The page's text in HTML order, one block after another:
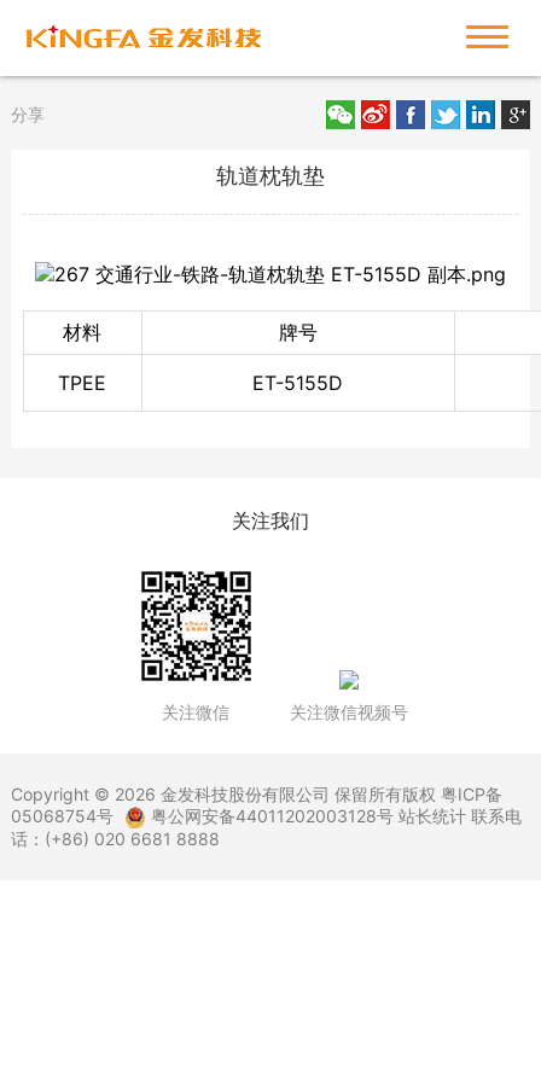
分享
轨道枕轨垫
材料 牌号
TPEE ET-5155D
关注我们
关注微信 关注微信视频号
Copyright © 2026 金发科技股份有限公司 保留所有版权 粤ICP备
05068754号
粤公网安备44011202003128号站长统计 联系电
话：(+86) 020 6681 8888